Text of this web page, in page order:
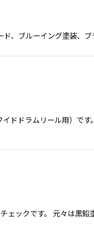
ド、ブルーイング塗装、
ドドラムリール用）で
ェックです。 元々は黒鉛